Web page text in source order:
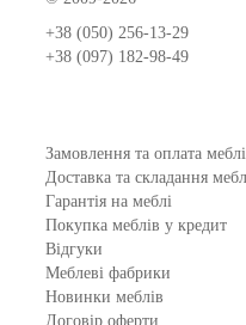
+38 (050) 256-13-29
+38 (097) 182-98-49
Замовлення та оплата
Доставка та складання
Гарантія на меблі
Покупка меблів у кредит
Відгуки
Меблеві фабрики
Новинки меблів
Договір оферти